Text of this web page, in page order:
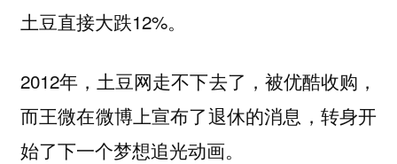
土豆直接大跌12%。
2012年，土豆网走不下去了，被优酷收购，
而王微在微博上宣布了退休的消息，转身开
始了下一个梦想追光动画。